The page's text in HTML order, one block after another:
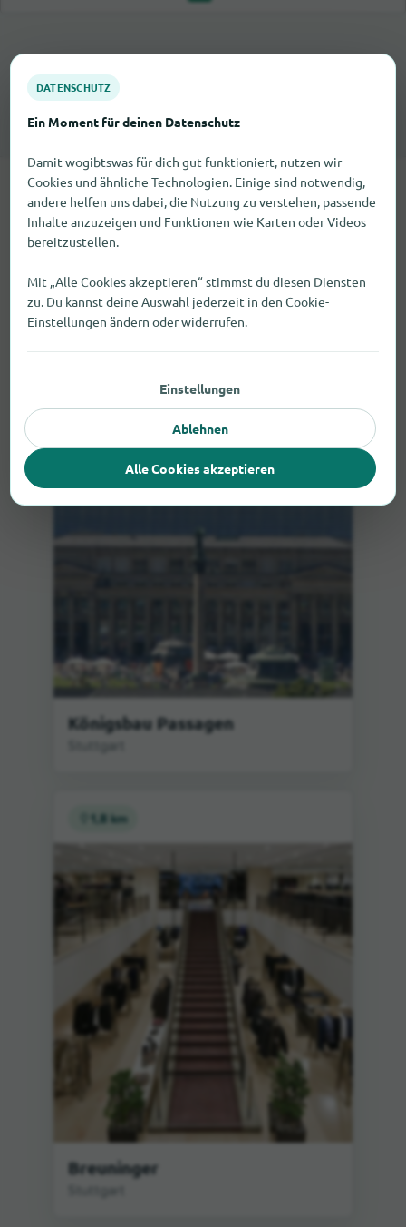
Weitere
Einkaufszentren in
der Nähe
Königsbau Passagen
1,8 km
Breuninger
DATENSCHUTZ
Ein Moment für deinen Datenschutz
Damit wogibtswas für dich gut funktioniert, nutzen wir
Cookies und ähnliche Technologien. Einige sind notwendig,
andere helfen uns dabei, die Nutzung zu verstehen, passende
Inhalte anzuzeigen und Funktionen wie Karten oder Videos
bereitzustellen.
Mit „Alle Cookies akzeptieren“ stimmst du diesen Diensten
zu. Du kannst deine Auswahl jederzeit in den Cookie-
Einstellungen ändern oder widerrufen.
Einstellungen
Ablehnen
Alle Cookies akzeptieren